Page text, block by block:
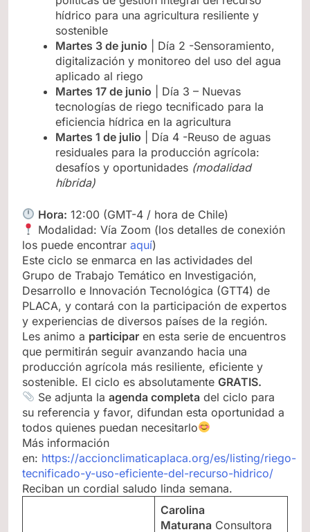
hídrico para una agricultura resiliente y
sostenible
Martes 3 de junio | Día 2 -Sensoramiento,
digitalización y monitoreo del uso del agua
aplicado al riego
Martes 17 de junio | Día 3 – Nuevas
tecnologías de riego tecnificado para la
eficiencia hídrica en la agricultura
Martes 1 de julio | Día 4 -Reuso de aguas
residuales para la producción agrícola:
desafíos y oportunidades (modalidad
híbrida)
Hora: 12:00 (GMT-4 / hora de Chile)
Modalidad: Vía Zoom (los detalles de conexión
los puede encontrar aquí)
Este ciclo se enmarca en las actividades del
Grupo de Trabajo Temático en Investigación,
Desarrollo e Innovación Tecnológica (GTT4) de
PLACA, y contará con la participación de expertos
y experiencias de diversos países de la región.
Les animo a participar en esta serie de encuentros
que permitirán seguir avanzando hacia una
producción agrícola más resiliente, eficiente y
sostenible. El ciclo es absolutamente GRATIS.
Se adjunta laagenda completa del ciclo para
su referencia y favor, difundan esta oportunidad a
todos quienes puedan necesitarlo
Más información
en: https://accionclimaticaplaca.org/es/listing/riego-
tecnificado-y-uso-eficiente-del-recurso-hidrico/
Reciban un cordial saludo linda semana.
Carolina
Maturana Consultora